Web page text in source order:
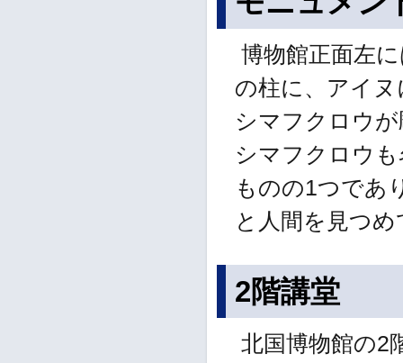
博物館正面左
の柱に、アイ
シマフクロウ
シマフクロウ
ものの1つであ
と人間を見つ
2階講堂
北国博物館の2